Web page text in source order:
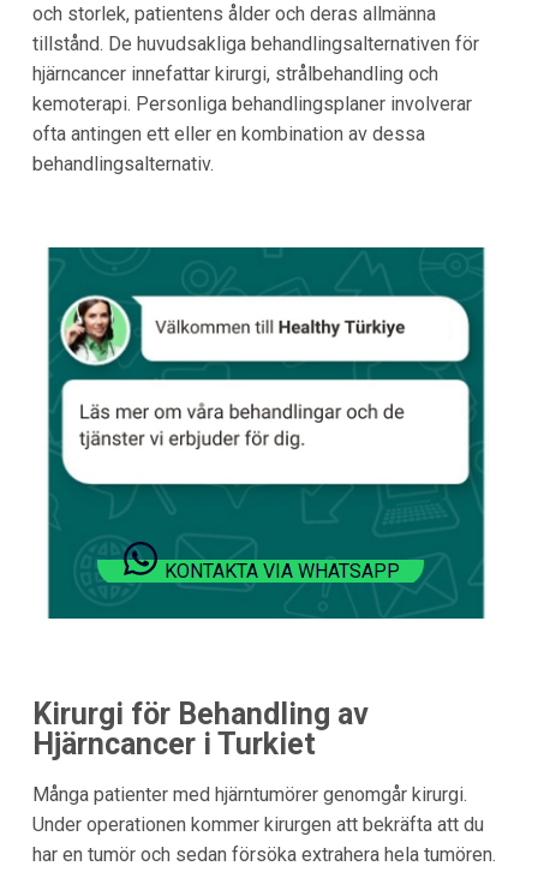
och storlek, patientens ålder och deras allmänna
tillstånd. De huvudsakliga behandlingsalternativen för
hjärncancer innefattar kirurgi, strålbehandling och
kemoterapi. Personliga behandlingsplaner involverar
ofta antingen ett eller en kombination av dessa
behandlingsalternativ.
KONTAKTA VIA WHATSAPP
Kirurgi för Behandling av
Hjärncancer i Turkiet
Många patienter med hjärntumörer genomgår kirurgi.
Under operationen kommer kirurgen att bekräfta att du
har en tumör och sedan försöka extrahera hela tumören.